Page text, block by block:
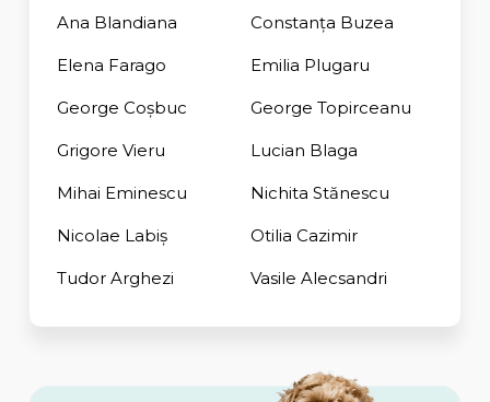
Ana Blandiana Constanţa Buzea
Elena Farago Emilia Plugaru
George Coşbuc George Topirceanu
Grigore Vieru Lucian Blaga
Mihai Eminescu Nichita Stănescu
Nicolae Labiș Otilia Cazimir
Tudor Arghezi Vasile Alecsandri